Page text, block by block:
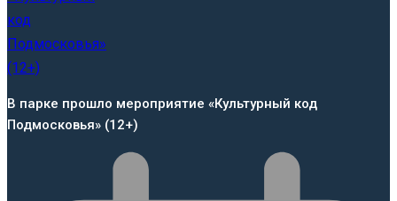
В парке прошло мероприятие «Культурный код
Подмосковья» (12+)